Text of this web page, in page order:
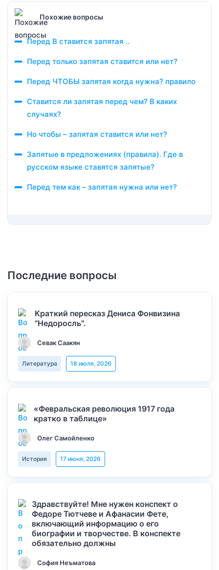
Похожие вопросы
Перед В ставится запятая ..
Перед только запятая ставится или нет?
Перед ЧТОБЫ запятая когда нужна? правило
Ставится ли запятая перед чем? В каких
случаях?
Но чтобы – запятая ставится или нет?
Запятые в предложениях (правила). Где в
русском языке ставятся запятые?
Перед тем как – запятая нужна или нет?
Последние вопросы
Краткий пересказ Дениса Фонвизина
"Недоросль".
Севак Саакян
Литература 18 июля, 2026
«Февральская революция 1917 года
кратко в таблице»
Олег Самойленко
История 17 июня, 2026
Здравствуйте! Мне нужен конспект о
Федоре Тютчеве и Афанасии Фете,
включающий информацию о его
биографии и творчестве. В конспекте
обязательно должны
София Неъматова